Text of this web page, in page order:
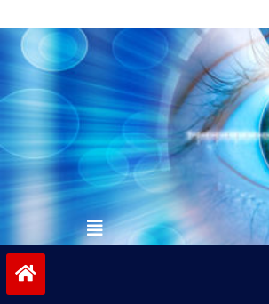
to
contentvinivida.lk